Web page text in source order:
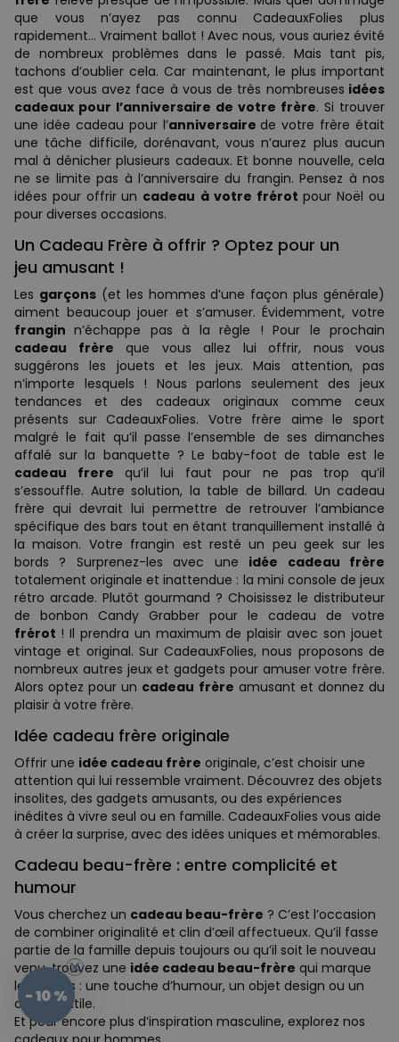
que vous n’ayez pas connu CadeauxFolies plus
rapidement… Vraiment ballot ! Avec nous, vous auriez évité
de nombreux problèmes dans le passé. Mais tant pis,
tachons d’oublier cela. Car maintenant, le plus important
est que vous avez face à vous de très nombreuses idées
cadeaux pour l’anniversaire de votre frère. Si trouver
une idée cadeau pour l’anniversairede votre frère était
une tâche difficile, dorénavant, vous n’aurez plus aucun
mal à dénicher plusieurs cadeaux. Et bonne nouvelle, cela
ne se limite pas à l’anniversaire du frangin. Pensez à nos
idées pour offrir un cadeau à votre frérot pour Noël ou
pour diverses occasions.
Un Cadeau Frère à offrir ? Optez pour un
jeu amusant !
Les garçons(et les hommes d’une façon plus générale)
aiment beaucoup jouer et s’amuser. Évidemment, votre
franginn’échappe pas à la règle ! Pour le prochain
cadeau frère que vous allez lui offrir, nous vous
suggérons les jouets et les jeux. Mais attention, pas
n’importe lesquels ! Nous parlons seulement des jeux
tendances et des cadeaux originaux comme ceux
présents sur CadeauxFolies. Votre frère aime le sport
malgré le fait qu’il passe l’ensemble de ses dimanches
affalé sur la banquette ? Le baby-foot de table est le
cadeau frere qu’il lui faut pour ne pas trop qu’il
s’essouffle. Autre solution, la table de billard. Un cadeau
frère qui devrait lui permettre de retrouver l’ambiance
spécifique des bars tout en étant tranquillement installé à
la maison. Votre frangin est resté un peu geek sur les
bords ? Surprenez-les avec une idée cadeau frère
totalement originale et inattendue : la mini console de jeux
rétro arcade. Plutôt gourmand ? Choisissez le distributeur
de bonbon Candy Grabber pour le cadeau de votre
frérot ! Il prendra un maximum de plaisir avec son jouet
vintage et original. Sur CadeauxFolies, nous proposons de
nombreux autres jeux et gadgets pour amuser votre frère.
Alors optez pour un cadeau frère amusant et donnez du
plaisir à votre frère.
Idée cadeau frère originale
Offrir une idée cadeau frère originale, c’est choisir une
attention qui lui ressemble vraiment. Découvrez des objets
insolites, des gadgets amusants, ou des expériences
inédites à vivre seul ou en famille. CadeauxFolies vous aide
à créer la surprise, avec des idées uniques et mémorables.
Cadeau beau-frère : entre complicité et
humour
Vous cherchez un cadeau beau-frère ? C’est l’occasion
de combiner originalité et clin d’œil affectueux. Qu’il fasse
partie de la famille depuis toujours ou qu’il soit le nouveau
venu, trouvez une idée cadeau beau-frère qui marque
les esprits : une touche d’humour, un objet design ou un
cadeau utile.
Et pour encore plus d’inspiration masculine, explorez nos
- 10 %